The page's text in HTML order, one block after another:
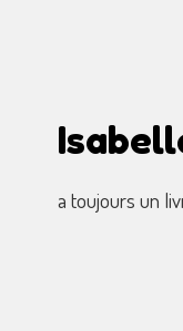
a toujours un